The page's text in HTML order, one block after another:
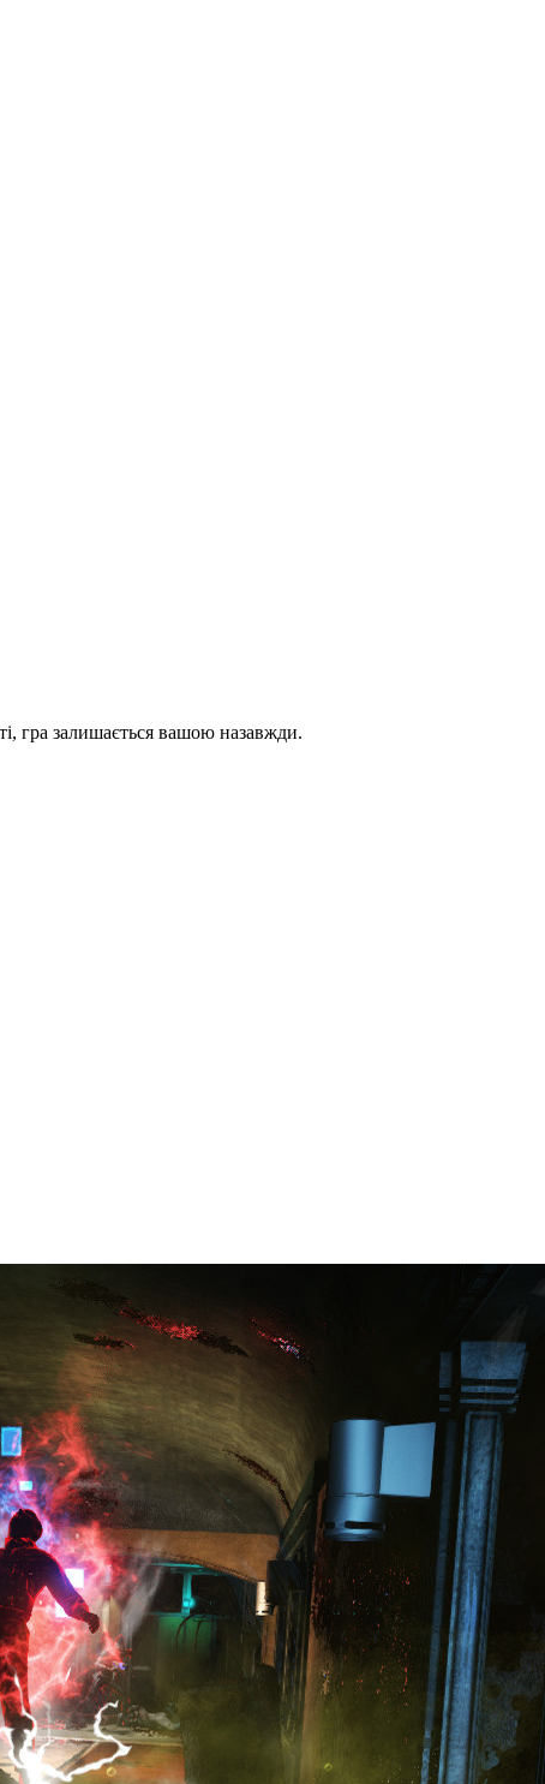
гра залишається вашою назавжди.